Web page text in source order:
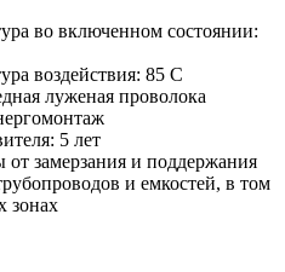
во включенном состоянии:
воздействия: 85 С
луженая проволока
5 лет
от замерзания и поддержания
и емкостей, в том
зонах